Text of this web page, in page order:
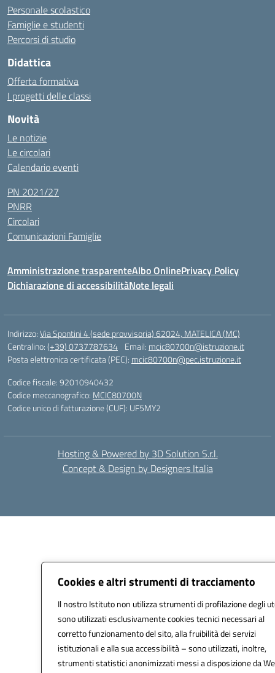
Cookies e altri strumenti di tracciamento
Il nostro Istituto non utilizza strumenti di profilazione degli
sono utilizzati esclusivamente cookies tecnici necessari al
corretto funzionamento del sito, alla fruibilità dei servizi
istituzionali e alla sua accessibilità – sono utilizzati, inoltre,
strumenti statistici anonimizzati messi a disposizione da
Personale scolastico
Famiglie e studenti
Percorsi di studio
Didattica
Offerta formativa
I progetti delle classi
Novità
Le notizie
Le circolari
Calendario eventi
PN 2021/27
PNRR
Circolari
Comunicazioni Famiglie
Amministrazione trasparenteAlbo OnlinePrivacy Policy
Dichiarazione di accessibilitàNote legali
Indirizzo:Via Spontini 4 (sede provvisoria) 62024, MATELICA (MC)
Centralino:(+39) 0737787634 Email: mcic80700n@istruzione.it
Posta elettronica certificata (PEC): mcic80700n@pec.istruzione.it
Codice fiscale: 92010940432
Codice meccanografico: MCIC80700N
Codice unico di fatturazione (CUF): UF5MY2
Hosting & Powered by 3D Solution S.r.l.
Concept & Design by Designers Italia